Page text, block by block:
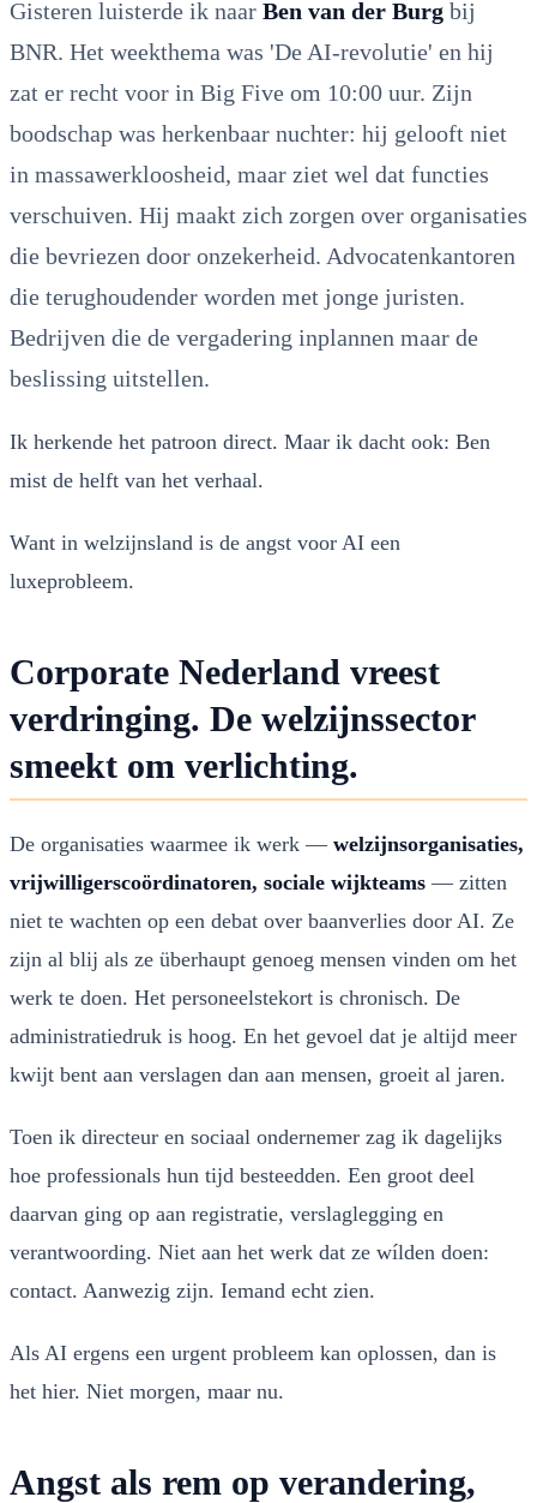
Gisteren luisterde ik naar Ben van der Burg bij
BNR. Het weekthema was 'De AI-revolutie' en hij
zat er recht voor in Big Five om 10:00 uur. Zijn
boodschap was herkenbaar nuchter: hij gelooft niet
in massawerkloosheid, maar ziet wel dat functies
verschuiven. Hij maakt zich zorgen over organisaties
die bevriezen door onzekerheid. Advocatenkantoren
die terughoudender worden met jonge juristen.
Bedrijven die de vergadering inplannen maar de
beslissing uitstellen.
Ik herkende het patroon direct. Maar ik dacht ook: Ben
mist de helft van het verhaal.
Want in welzijnsland is de angst voor AI een
luxeprobleem.
Corporate Nederland vreest
verdringing. De welzijnssector
smeekt om verlichting.
De organisaties waarmee ik werk — welzijnsorganisaties,
vrijwilligerscoördinatoren, sociale wijkteams — zitten
niet te wachten op een debat over baanverlies door AI. Ze
zijn al blij als ze überhaupt genoeg mensen vinden om het
werk te doen. Het personeelstekort is chronisch. De
administratiedruk is hoog. En het gevoel dat je altijd meer
kwijt bent aan verslagen dan aan mensen, groeit al jaren.
Toen ik directeur en sociaal ondernemer zag ik dagelijks
hoe professionals hun tijd besteedden. Een groot deel
daarvan ging op aan registratie, verslaglegging en
verantwoording. Niet aan het werk dat ze wílden doen:
contact. Aanwezig zijn. Iemand echt zien.
Als AI ergens een urgent probleem kan oplossen, dan is
het hier. Niet morgen, maar nu.
Angst als rem op verandering,